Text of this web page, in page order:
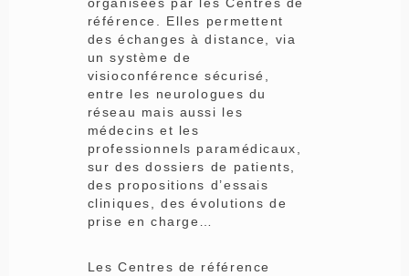
référence. Elles permettent
des échanges à distance, via
un système de
visioconférence sécurisé,
entre les neurologues du
réseau mais aussi les
médecins et les
professionnels paramédicaux,
sur des dossiers de patients,
des propositions d’essais
cliniques, des évolutions de
prise en charge…
Les Centres de référence